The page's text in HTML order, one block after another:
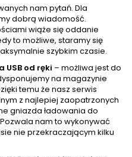
nam pytań. Dla
dobrą wiadomość.
wiąże się oddanie
to możliwe, staramy się
szybkim czasie.
od ręki – możliwa jest do
na magazynie
temu że nasz serwis
z najlepiej zaopatrzonych
gniazda ładowania do
nam to wykonywać
nie przekraczającym kilku